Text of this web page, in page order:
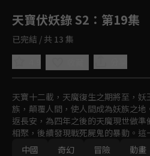
天寶伏妖錄 S2 ：第19集
已完結 / 共 13 集
天寶十二載，天魔復生之期將至，
族，顛覆人間，使人間成為妖族之
返長安，為四年之後的天魔現世做
相聚，後續發現戰死屍鬼的暴動。
白鹿有關，白鹿究竟在何處呢？
中國
奇幻 冒險 動畫